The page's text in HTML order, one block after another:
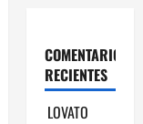
COMENTARIOS
RECIENTES
LOVATO